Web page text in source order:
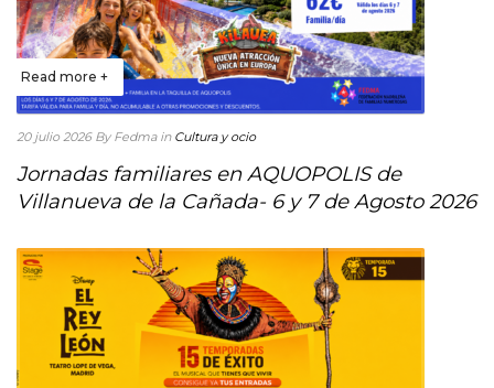
Read more +
20 julio 2026 By Fedma in Cultura y ocio
Jornadas familiares en AQUOPOLIS de
Villanueva de la Cañada- 6 y 7 de Agosto 2026